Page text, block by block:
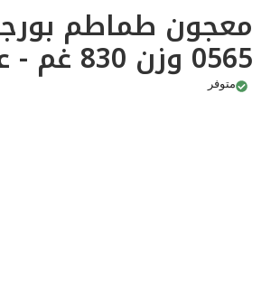
معجون طماطم
0565 وزن 830 غم - عدد 12
متوفر